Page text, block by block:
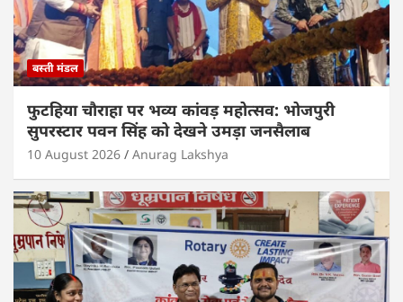
बस्ती मंडल
फुटहिया चौराहा पर भव्य कांवड़ महोत्सव: भोजपुरी
सुपरस्टार पवन सिंह को देखने उमड़ा जनसैलाब
10 August 2026 Anurag Lakshya